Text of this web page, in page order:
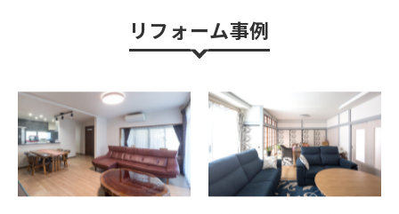
リフォーム事例